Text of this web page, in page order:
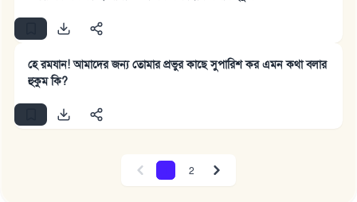
হে রমযান! আমাদের জন্য তোমার প্রভুর কাছে সুপারিশ কর এমন কথা বলার
হুকুম কি?
Previous 2 Next